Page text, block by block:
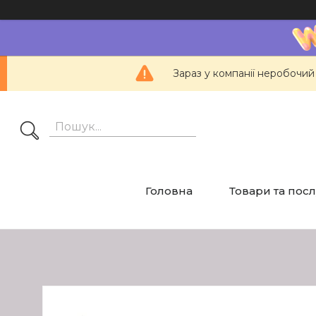
Зараз у компанії
Головна Товари та